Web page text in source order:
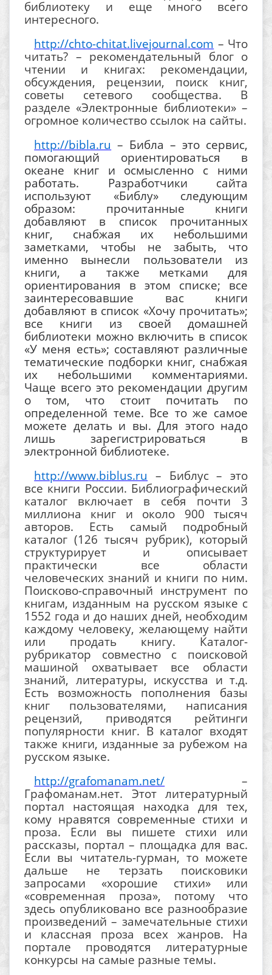
библиотеку и еще много всего
интересного.
http://chto-chitat.livejournal.com – Что
читать? – рекомендательный блог о
чтении и книгах: рекомендации,
обсуждения, рецензии, поиск книг,
советы сетевого сообщества. В
разделе «Электронные библиотеки» –
огромное количество ссылок на сайты.
http://bibla.ru – Библа – это сервис,
помогающий ориентироваться в
океане книг и осмысленно с ними
работать. Разработчики сайта
используют «Библу» следующим
образом: прочитанные книги
добавляют в список прочитанных
книг, снабжая их небольшими
заметками, чтобы не забыть, что
именно вынесли пользователи из
книги, а также метками для
ориентирования в этом списке; все
заинтересовавшие вас книги
добавляют в список «Хочу прочитать»;
все книги из своей домашней
библиотеки можно включить в список
«У меня есть»; составляют различные
тематические подборки книг, снабжая
их небольшими комментариями.
Чаще всего это рекомендации другим
о том, что стоит почитать по
определенной теме. Все то же самое
можете делать и вы. Для этого надо
лишь зарегистрироваться в
электронной библиотеке.
http://www.biblus.ru – Библус – это
все книги России. Библиографический
каталог включает в себя почти 3
миллиона книг и около 900 тысяч
авторов. Есть самый подробный
каталог (126 тысяч рубрик), который
структурирует и описывает
практически все области
человеческих знаний и книги по ним.
Поисково-справочный инструмент по
книгам, изданным на русском языке с
1552 года и до наших дней, необходим
каждому человеку, желающему найти
или продать книгу. Каталог-
рубрикатор совместно с поисковой
машиной охватывает все области
знаний, литературы, искусства и т.д.
Есть возможность пополнения базы
книг пользователями, написания
рецензий, приводятся рейтинги
популярности книг. В каталог входят
также книги, изданные за рубежом на
русском языке.
http://grafomanam.net/ –
Графоманам.нет. Этот литературный
портал настоящая находка для тех,
кому нравятся современные стихи и
проза. Если вы пишете стихи или
рассказы, портал – площадка для вас.
Если вы читатель-гурман, то можете
дальше не терзать поисковики
запросами «хорошие стихи» или
«современная проза», потому что
здесь опубликовано все разнообразие
произведений – замечательные стихи
и классная проза всех жанров. На
портале проводятся литературные
конкурсы на самые разные темы.